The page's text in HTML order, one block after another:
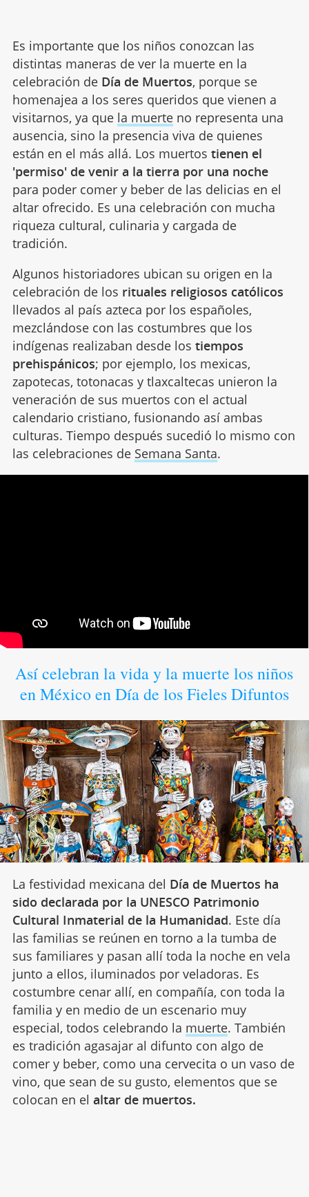
Es importante que los niños conozcan las
distintas maneras de ver la muerte en la
celebración de Día de Muertos, porque se
homenajea a los seres queridos que vienen a
visitarnos, ya que la muerteno representa una
ausencia, sino la presencia viva de quienes
están en el más allá. Los muertos tienen el
'permiso' de venir a la tierra por una noche
para poder comer y beber de las delicias en el
altar ofrecido. Es una celebración con mucha
riqueza cultural, culinaria y cargada de
tradición.
Algunos historiadores ubican su origen en la
celebración de los rituales religiosos católicos
llevados al país azteca por los españoles,
mezclándose con las costumbres que los
indígenas realizaban desde los tiempos
prehispánicos; por ejemplo, los mexicas,
zapotecas, totonacas y tlaxcaltecas unieron la
veneración de sus muertos con el actual
calendario cristiano, fusionando así ambas
culturas. Tiempo después sucedió lo mismo con
las celebraciones de Semana Santa.
Así celebran la vida y la muerte los niños
en México en Día de los Fieles Difuntos
La festividad mexicana del Día de Muertos ha
sido declarada por la UNESCO Patrimonio
Cultural Inmaterial de la Humanidad. Este día
las familias se reúnen en torno a la tumba de
sus familiares y pasan allí toda la noche en vela
junto a ellos, iluminados por veladoras. Es
costumbre cenar allí, en compañía, con toda la
familia y en medio de un escenario muy
especial, todos celebrando la muerte. También
es tradición agasajar al difunto con algo de
comer y beber, como una cervecita o un vaso de
vino, que sean de su gusto, elementos que se
colocan en el altar de muertos.